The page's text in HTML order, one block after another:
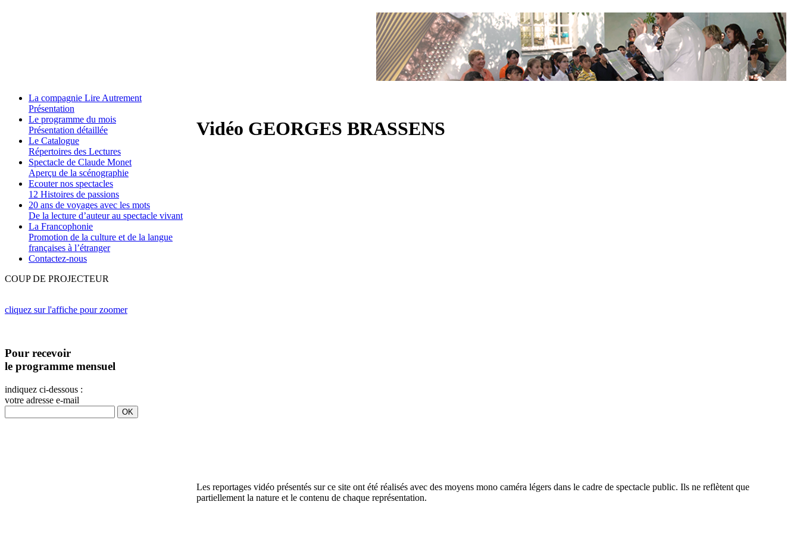
La compagnie Lire Autrement
Présentation
Le programme du mois
Présentation détaillée
Le Catalogue
Répertoires des Lectures
Spectacle de Claude Monet
Aperçu de la scénographie
Ecouter nos spectacles
12 Histoires de passions
20 ans de voyages avec les mots
De la lecture d’auteur au spectacle vivant
La Francophonie
Promotion de la culture et de la langue
françaises à l’étranger
Contactez-nous
COUP DE PROJECTEUR
cliquez sur l'affiche pour zoomer
Pour recevoir
le programme mensuel
indiquez ci-dessous :
votre adresse e-mail
Vidéo GEORGES BRASSENS
Les reportages vidéo présentés sur ce site ont été réalisés avec des moyens mono caméra légers dans le cadre de spectacle public. Ils ne reflètent que
partiellement la nature et le contenu de chaque représentation.